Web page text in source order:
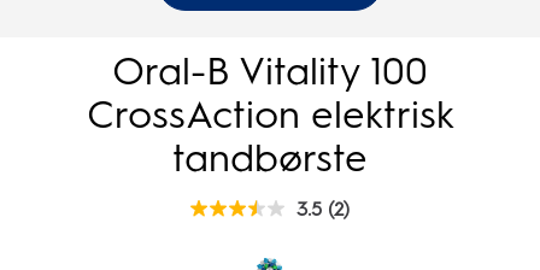
Oral-B Vitality 100
CrossAction elektrisk
tandbørste
3.5 (2)
3.5